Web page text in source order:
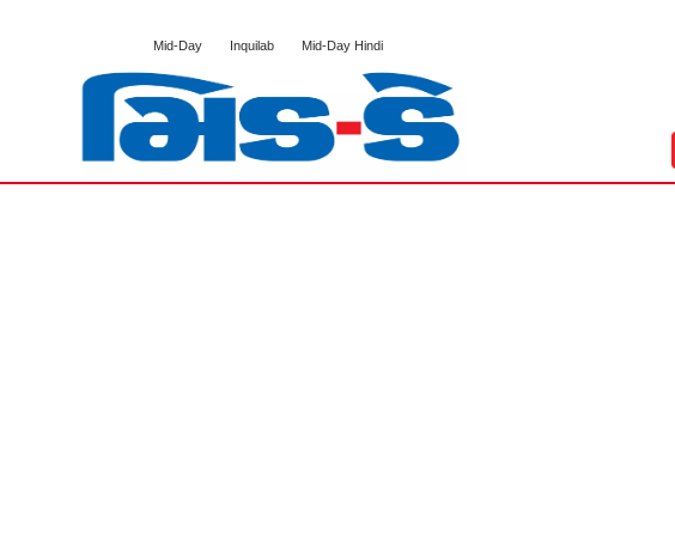
Mid-Day Inquilab Mid-Day Hindi